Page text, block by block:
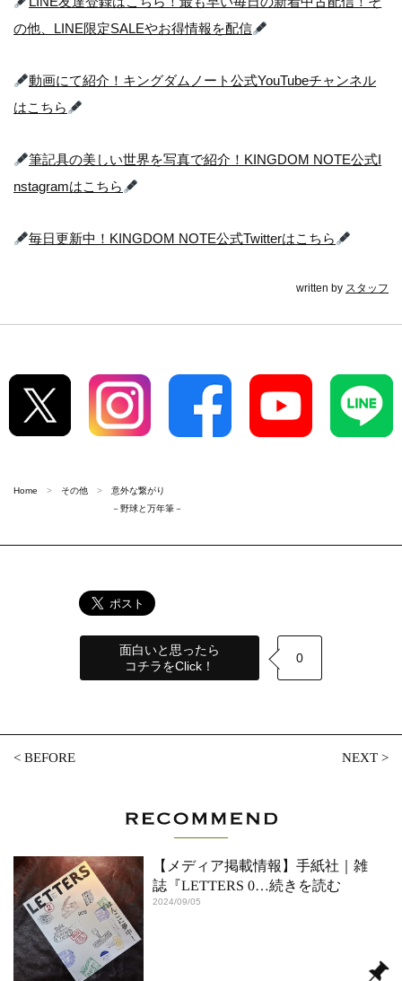
の他、LINE限定SALEやお得情報を配信
動画にて紹介！キングダムノート公式YouTubeチャンネル
はこちら
筆記具の美しい世界を写真で紹介！KINGDOM NOTE公式I
nstagramはこちら
毎日更新中！KINGDOM NOTE公式Twitterはこちら
written by スタッフ
Home その他
意外な繋がり
－野球と万年筆－
面白いと思ったら
コチラをClick！
0
<BEFORE NEXT>
【メディア掲載情報】手紙社｜雑
誌『LETTERS 0…続きを読む
2024/09/05